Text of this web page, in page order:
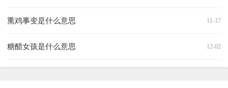
11-17
熏鸡事变是什么意思
12-02
糖醋女孩是什么意思